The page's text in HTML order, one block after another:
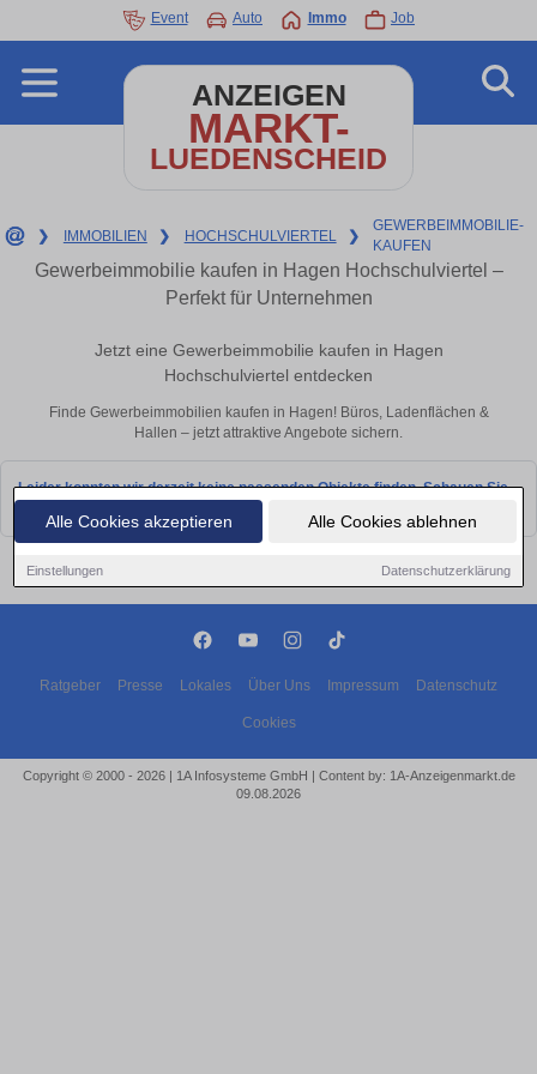
Alle Cookies akzeptieren Alle Cookies ablehnen
Einstellungen Datenschutzerklärung
Event Auto Immo Job
ANZEIGEN
MARKT-
LUEDENSCHEID
❯ IMMOBILIEN ❯ HOCHSCHULVIERTEL ❯
GEWERBEIMMOBILIE-
KAUFEN
Gewerbeimmobilie kaufen in Hagen Hochschulviertel –
Perfekt für Unternehmen
Jetzt eine Gewerbeimmobilie kaufen in Hagen
Hochschulviertel entdecken
Finde Gewerbeimmobilien kaufen in Hagen! Büros, Ladenflächen &
Hallen – jetzt attraktive Angebote sichern.
Leider konnten wir derzeit keine passenden Objekte finden. Schauen Sie
Ratgeber Presse Lokales Über Uns Impressum Datenschutz
Cookies
Copyright © 2000 - 2026 | 1A Infosysteme GmbH | Content by: 1A-Anzeigenmarkt.de
09.08.2026